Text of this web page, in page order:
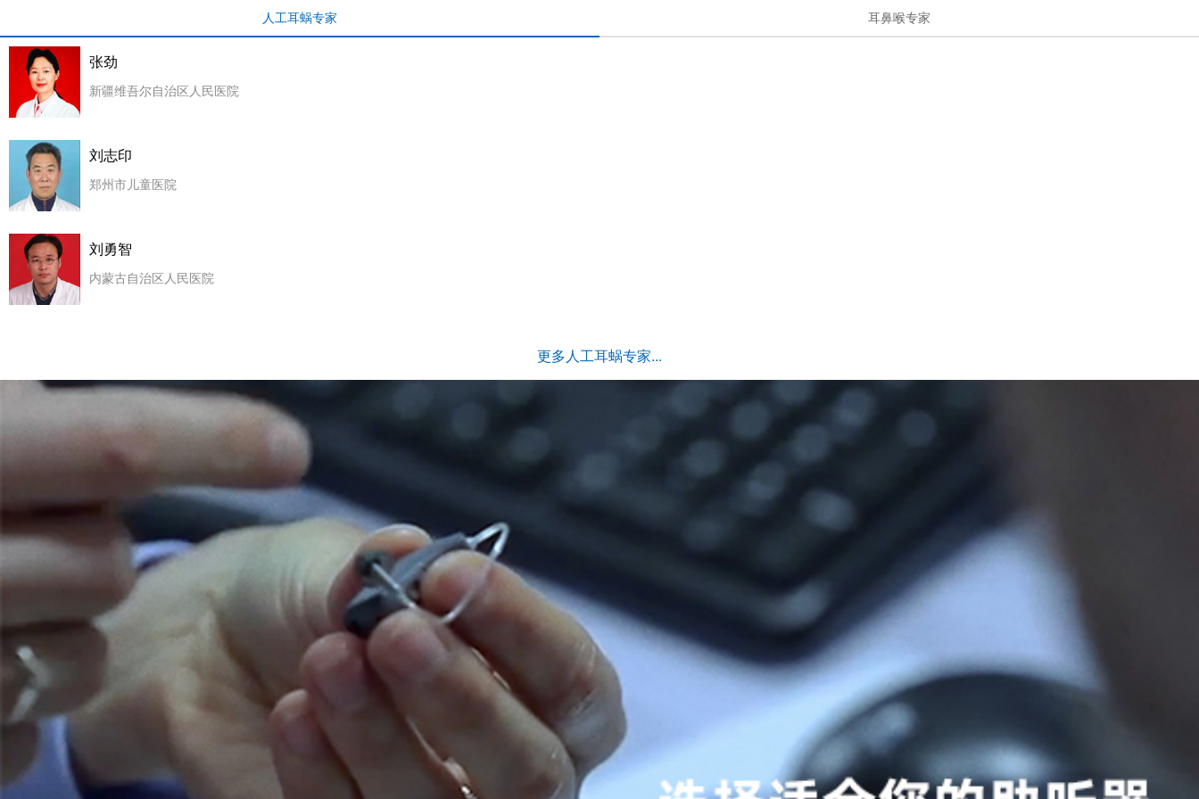
人工耳蜗专家 耳鼻喉专家
张劲
新疆维吾尔自治区人民医院
刘志印
郑州市儿童医院
刘勇智
内蒙古自治区人民医院
更多人工耳蜗专家...